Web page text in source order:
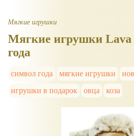
Мягкие игрушки
Мягкие игрушки Lava
года
символ года мягкие игрушки
игрушки в подарок
овца коза